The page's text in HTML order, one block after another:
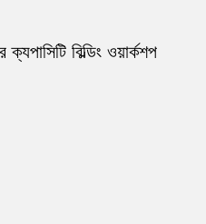
বিল্ডিং ওয়ার্কশপ